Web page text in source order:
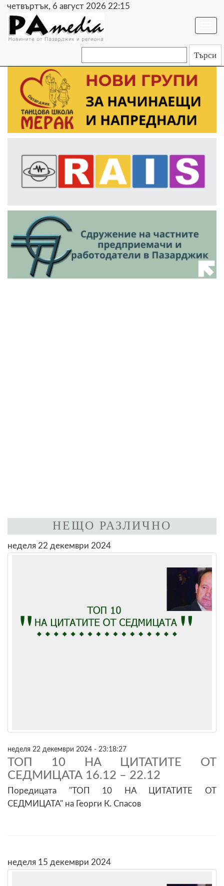
четвъртък, 6 август 2026 22:15
НЕЩО РАЗЛИЧНО
неделя 22 декември 2024
неделя 22 декември 2024 - 23:18:27
ТОП 10 НА ЦИТАТИТЕ ОТ
СЕДМИЦАТА 16.12 – 22.12
Поредицата "ТОП 10 НА ЦИТАТИТЕ ОТ
СЕДМИЦАТА" на Георги К. Спасов
неделя 15 декември 2024